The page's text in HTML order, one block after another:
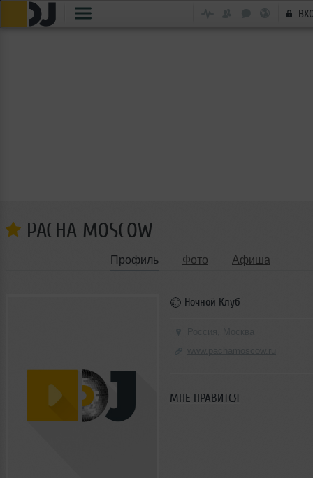
PACHA MOSCOW
Профиль Фото Афиша
Ночной Клуб
МНЕ НРАВИТСЯ